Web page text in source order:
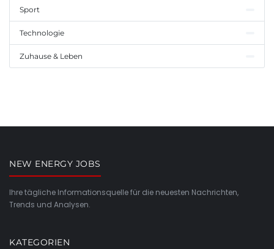
Sport
Technologie
Zuhause & Leben
NEW ENERGY JOBS
Ihre tägliche Informationsquelle für die neuesten Nachrichten,
Trends und Analysen.
KATEGORIEN